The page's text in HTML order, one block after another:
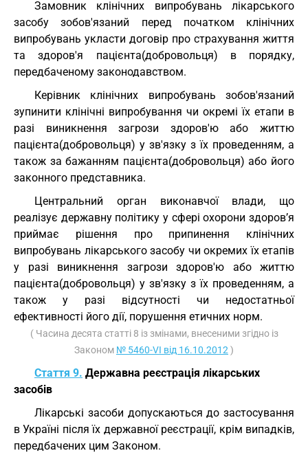
Замовник клінічних випробувань лікарського
засобу зобов'язаний перед початком клінічних
випробувань укласти договір про страхування життя
та здоров'я пацієнта(добровольця) в порядку,
передбаченому законодавством.
Керівник клінічних випробувань зобов'язаний
зупинити клінічні випробування чи окремі їх етапи в
разі виникнення загрози здоров'ю або життю
пацієнта(добровольця) у зв'язку з їх проведенням, а
також за бажанням пацієнта(добровольця) або його
законного представника.
Центральний орган виконавчої влади, що
реалізує державну політику у сфері охорони здоров’я
приймає рішення про припинення клінічних
випробувань лікарського засобу чи окремих їх етапів
у разі виникнення загрози здоров'ю або життю
пацієнта(добровольця) у зв'язку з їх проведенням, а
також у разі відсутності чи недостатньої
ефективності його дії, порушення етичних норм.
( Часина десята статті 8 із змінами, внесеними згідно із
Законом № 5460-VI від 16.10.2012 )
Стаття 9. Державна реєстрація лікарських
засобів
Лікарські засоби допускаються до застосування
в Україні після їх державної реєстрації, крім випадків,
передбачених цим Законом.